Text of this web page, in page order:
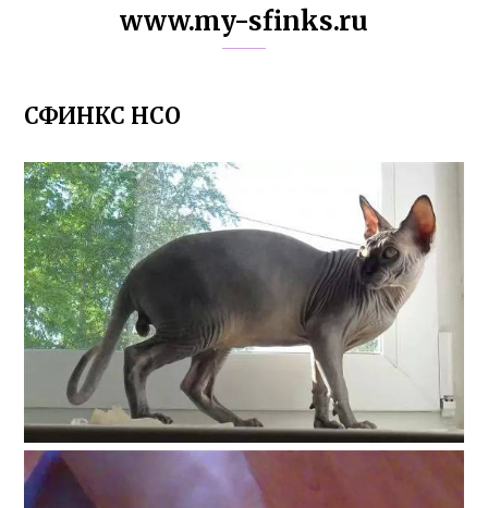
www.my-sfinks.ru
СФИНКС НСО